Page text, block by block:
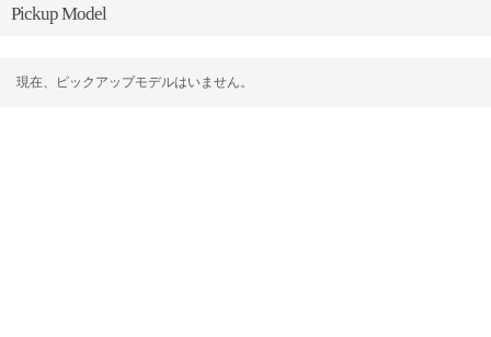
Pickup Model
現在、ピックアップモデルはいません。